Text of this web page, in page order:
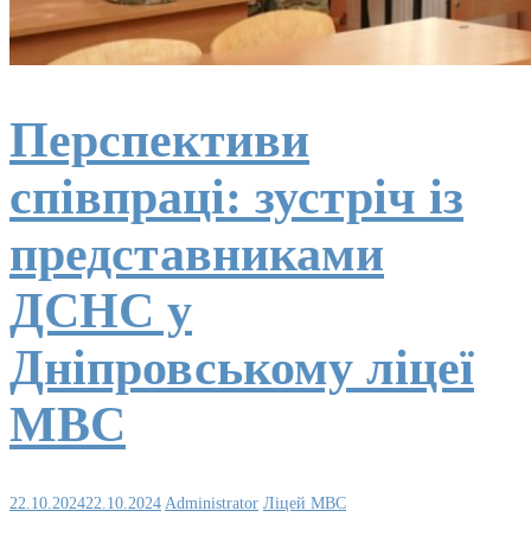
Перспективи
співпраці: зустріч із
представниками
ДСНС у
Дніпровському ліцеї
МВС
22.10.202422.10.2024 Administrator Ліцей МВС